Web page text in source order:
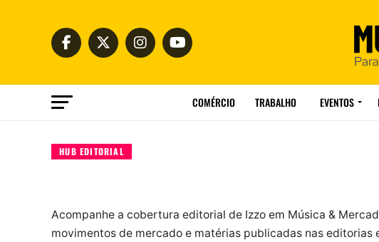
COMÉRCIO TRABALHO EVENTOS
HUB EDITORIAL
Acompanhe a cobertura editorial de Izzo em Música &
movimentos de mercado e matérias publicadas nas editorias